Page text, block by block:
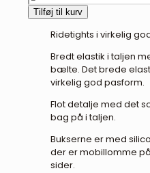
Ingrid
ridetights
Tilføj til kurv
Ridetights i virkelig
Bredt elastik i taljen
bælte. Det brede
virkelig god pasform.
Flot detalje med det
bag på i taljen.
Bukserne er med
der er mobillomme
sider.